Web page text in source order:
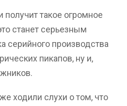
получит такое огромное
станет серьезным
серийного производства
пикапов, ну и,
ходили слухи о том, что